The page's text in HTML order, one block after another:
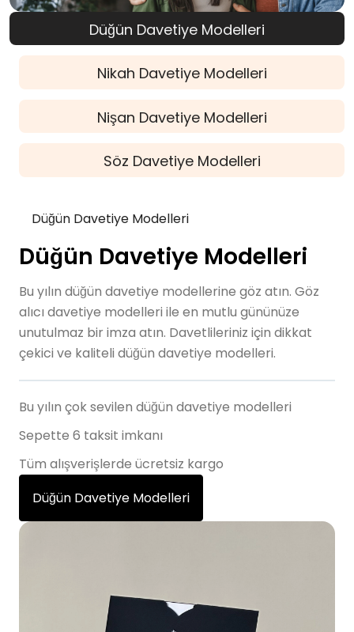
Düğün Davetiye Modelleri
Nikah Davetiye Modelleri
Nişan Davetiye Modelleri
Söz Davetiye Modelleri
Düğün Davetiye Modelleri
Düğün Davetiye Modelleri
Bu yılın düğün davetiye modellerine göz atın. Göz
alıcı davetiye modelleri ile en mutlu gününüze
unutulmaz bir imza atın. Davetlileriniz için dikkat
çekici ve kaliteli düğün davetiye modelleri.
Bu yılın çok sevilen düğün davetiye modelleri
Sepette 6 taksit imkanı
Tüm alışverişlerde ücretsiz kargo
Düğün Davetiye Modelleri